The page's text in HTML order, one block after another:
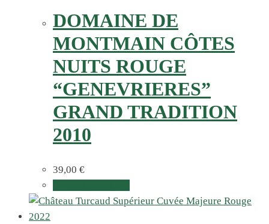
DOMAINE DE
MONTMAIN CÔTES
NUITS ROUGE
“GENEVRIERES”
GRAND TRADITION
2010
39,00 €